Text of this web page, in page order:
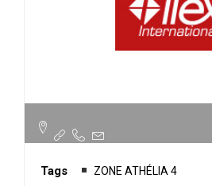
Tags ZONE ATHÉLIA 4